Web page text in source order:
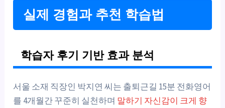
실제 경험과 추천 학습법
학습자 후기 기반 효과 분석
서울 소재 직장인 박지연 씨는 출퇴근길 15분 전화영어
를 4개월간 꾸준히 실천하며 말하기 자신감이 크게 향